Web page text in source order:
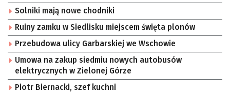
Solniki mają nowe chodniki
Ruiny zamku w Siedlisku miejscem święta plonów
Przebudowa ulicy Garbarskiej we Wschowie
Umowa na zakup siedmiu nowych autobusów
elektrycznych w Zielonej Górze
Piotr Biernacki, szef kuchni